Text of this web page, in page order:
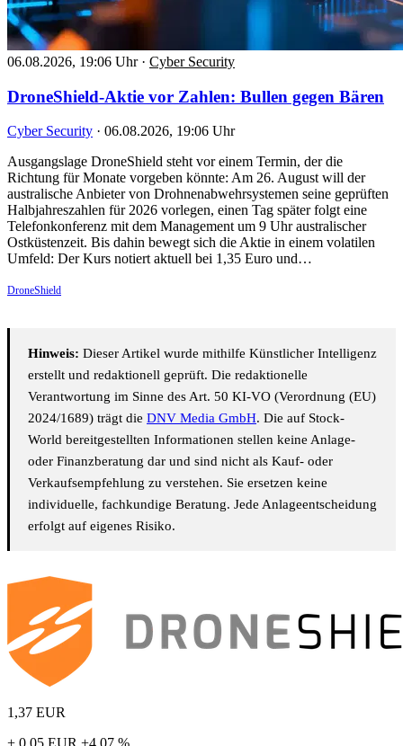
06.08.2026, 19:06 Uhr · Cyber Security
DroneShield-Aktie vor Zahlen: Bullen gegen Bären
Cyber Security · 06.08.2026, 19:06 Uhr
Ausgangslage DroneShield steht vor einem Termin, der die
Richtung für Monate vorgeben könnte: Am 26. August will der
australische Anbieter von Drohnenabwehrsystemen seine geprüften
Halbjahreszahlen für 2026 vorlegen, einen Tag später folgt eine
Telefonkonferenz mit dem Management um 9 Uhr australischer
Ostküstenzeit. Bis dahin bewegt sich die Aktie in einem volatilen
Umfeld: Der Kurs notiert aktuell bei 1,35 Euro und…
DroneShield
Hinweis: Dieser Artikel wurde mithilfe Künstlicher Intelligenz
erstellt und redaktionell geprüft. Die redaktionelle
Verantwortung im Sinne des Art. 50 KI-VO (Verordnung (EU)
2024/1689) trägt die DNV Media GmbH. Die auf Stock-
World bereitgestellten Informationen stellen keine Anlage-
oder Finanzberatung dar und sind nicht als Kauf- oder
Verkaufsempfehlung zu verstehen. Sie ersetzen keine
individuelle, fachkundige Beratung. Jede Anlageentscheidung
erfolgt auf eigenes Risiko.
1,37 EUR